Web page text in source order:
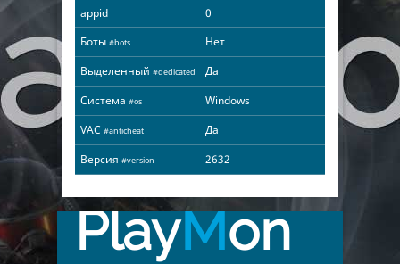
appid
0
Боты #bots
Нет
Выделенный #dedicated
Да
Система #os
Windows
VAC #anticheat
Да
Версия #version 2632
PlayMon